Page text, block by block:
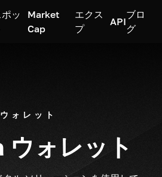
ッ
Market
Cap
エクス
プ
API
ブロ
グ
ウォレット
ォレット